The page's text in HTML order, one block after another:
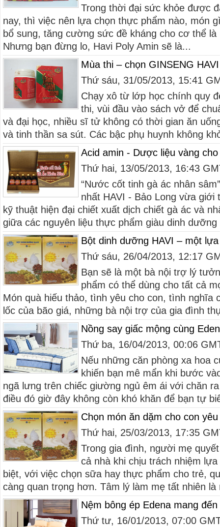
Trong thời đại sức khỏe được
nay, thì việc nên lựa chọn thực phẩm nào, món
bổ sung, tăng cường sức đề kháng cho cơ thể là
Nhưng bạn đừng lo, Havi Poly Amin sẽ là...
Mùa thi – chọn GINSENG
Thứ sáu, 31/05/2013, 15:41
Chạy xô từ lớp học chính quy
thi, vùi đầu vào sách vở để
và đại học, nhiều sĩ tử không có thời gian ăn
và tinh thần sa sút. Các bậc phụ huynh không
Acid amin - Dược liệu vàng
Thứ hai, 13/05/2013, 16:43
“Nước cốt tinh gà ác nhân
nhất HAVI - Bảo Long vừa
kỹ thuật hiện đại chiết xuất dịch chiết gà ác và
giữa các nguyên liệu thực phẩm giàu dinh dưỡng
Bột dinh dưỡng HAVI – một
Thứ sáu, 26/04/2013, 12:17
Bạn sẽ là một bà nội trợ lý
phẩm có thể dùng cho tất cả
Món quà hiếu thảo, tình yêu cho con, tình nghĩa
lốc của bão giá, những bà nội trợ của gia đình
Nồng say giấc mộng cùng
Thứ ba, 16/04/2013, 00:06
Nếu những căn phòng xa hoa
khiến bạn mê mẩn khi bước
ngã lưng trên chiếc giường ngủ êm ái với chăn
điều đó giờ đây không còn khó khăn để bạn tự
Chọn món ăn dặm cho con yêu
Thứ hai, 25/03/2013, 17:35
Trong gia đình, người mẹ
cả nhà khi chịu trách nhiệm
biệt, với việc chọn sữa hay thực phẩm cho trẻ,
càng quan trọng hơn. Tâm lý làm mẹ tất nhiên là
Nệm bông ép Edena mang
Thứ tư, 16/01/2013, 07:00